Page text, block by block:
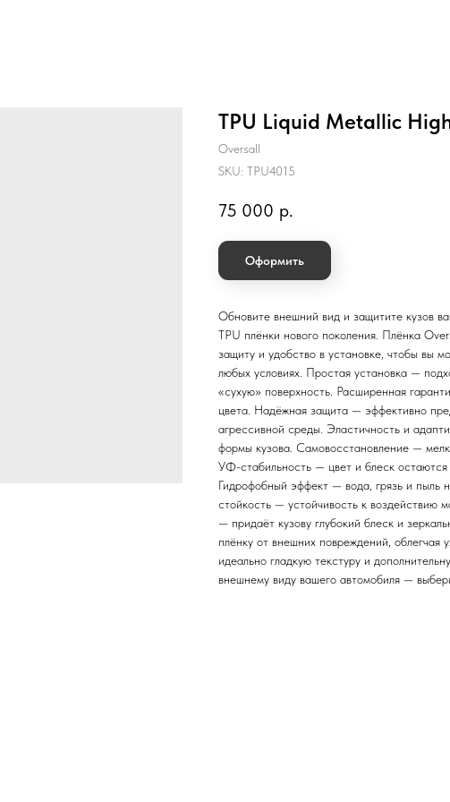
TPU Liquid Metallic
Oversall
SKU: TPU4015
75 000 р.
Оформить
Обновите внешний вид и защитите кузов
TPU плёнки нового поколения. Плёнка
защиту и удобство в установке, чтобы вы
любых условиях. Простая установка —
«сухую» поверхность. Расширенная
цвета. Надёжная защита — эффективно
агрессивной среды. Эластичность и
формы кузова. Самовосстановление —
УФ-стабильность — цвет и блеск
Гидрофобный эффект — вода, грязь и пыль
стойкость — устойчивость к воздействию
— придаёт кузову глубокий блеск и
плёнку от внешних повреждений,
идеально гладкую текстуру и
внешнему виду вашего автомобиля —